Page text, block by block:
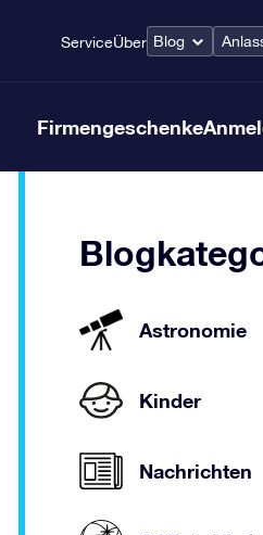
ServiceÜber Blog
Firmengeschenke
Astronomie
Kinder
Nachrichten